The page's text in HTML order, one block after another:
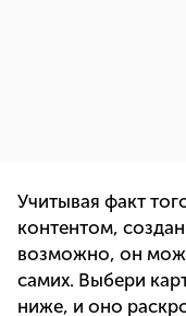
Учитывая факт
контентом,
возможно, он
самих. Выбери
ниже, и оно